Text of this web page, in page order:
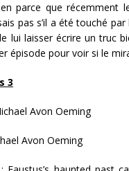
parce que récemment
pas s’il a été touché
lui laisser écrire un truc
épisode pour voir si le
3
Avon Oeming
Avon Oeming